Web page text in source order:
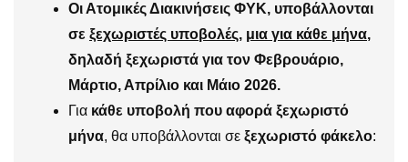
Οι Ατομικές Διακινήσεις ΦΥΚ, υποβάλλονται
σε ξεχωριστές υποβολές, μια για κάθε μήνα,
δηλαδή ξεχωριστά για τον Φεβρουάριο,
Μάρτιο, Απρίλιο και Μάιο 2026.
Για κάθε υποβολή που αφορά ξεχωριστό
μήνα, θα υποβάλλονται σε ξεχωριστό φάκελο: